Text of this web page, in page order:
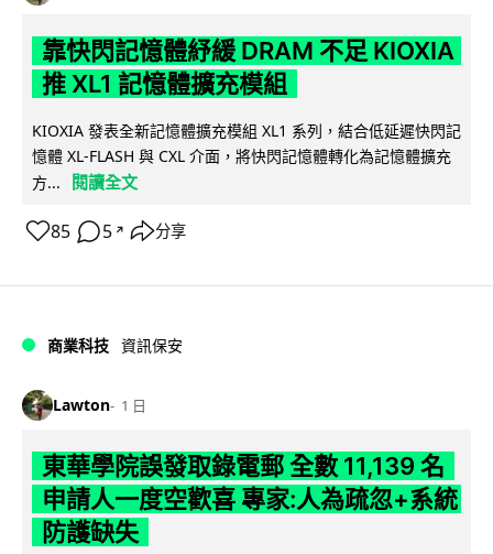
靠快閃記憶體紓緩 DRAM 不足 KIOXIA
推 XL1 記憶體擴充模組
KIOXIA 發表全新記憶體擴充模組 XL1 系列，結合低延遲快閃記
憶體 XL-FLASH 與 CXL 介面，將快閃記憶體轉化為記憶體擴充
方...
閱讀全文
85 5 ↗ 分享
商業科技 資訊保安
Lawton 1 日
東華學院誤發取錄電郵 全數 11,139 名
申請人一度空歡喜 專家:人為疏忽+系統
防護缺失